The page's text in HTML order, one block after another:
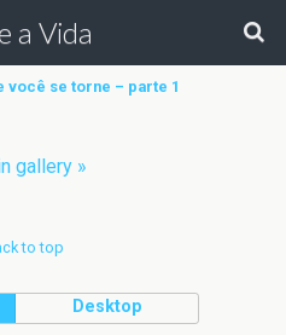
a Vida
você se torne – parte 1
gallery »
to top
Desktop